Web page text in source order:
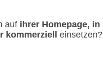
auf ihrer Homepage, in
kommerziell